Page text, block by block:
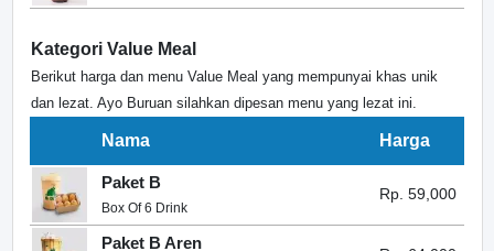
Kategori Value Meal
Berikut harga dan menu Value Meal yang mempunyai khas unik
dan lezat. Ayo Buruan silahkan dipesan menu yang lezat ini.
Nama Harga
Paket B
Box Of 6 Drink
Rp. 59,000
Paket B Aren